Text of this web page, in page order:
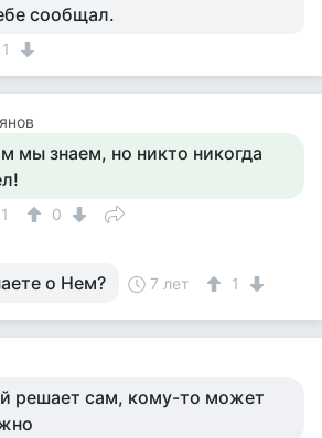
сообщал.
1
мы знаем, но никто никогда
1 0
о Нем? 7 лет 1
решает сам, кому-то может